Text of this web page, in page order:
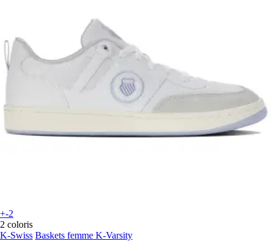
+-2
2 coloris
K-Swiss Baskets femme K-Varsity